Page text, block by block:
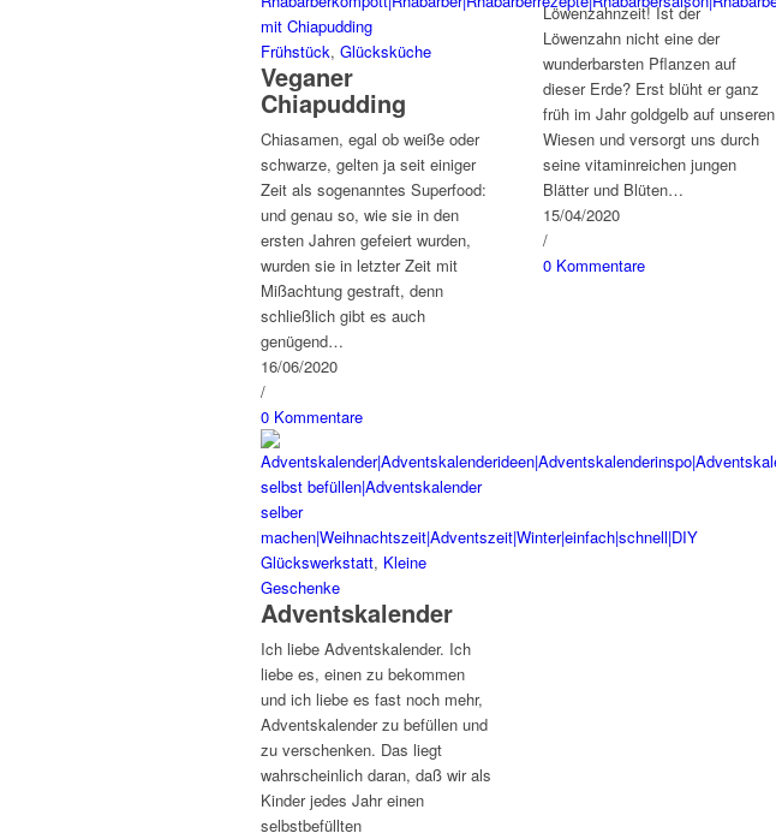
Frühstück, Glücksküche
Veganer
Chiapudding
Chiasamen, egal ob weiße oder
schwarze, gelten ja seit einiger
Zeit als sogenanntes Superfood:
und genau so, wie sie in den
ersten Jahren gefeiert wurden,
wurden sie in letzter Zeit mit
Mißachtung gestraft, denn
schließlich gibt es auch
genügend…
16/06/2020
/
0 Kommentare
Löwenzahnzeit! Ist der
Löwenzahn nicht eine der
wunderbarsten Pflanzen auf
dieser Erde? Erst blüht er ganz
früh im Jahr goldgelb auf unseren
Wiesen und versorgt uns durch
seine vitaminreichen jungen
Blätter und Blüten…
15/04/2020
/
0 Kommentare
Glückswerkstatt, Kleine
Geschenke
Adventskalender
Ich liebe Adventskalender. Ich
liebe es, einen zu bekommen
und ich liebe es fast noch mehr,
Adventskalender zu befüllen und
zu verschenken. Das liegt
wahrscheinlich daran, daß wir als
Kinder jedes Jahr einen
selbstbefüllten